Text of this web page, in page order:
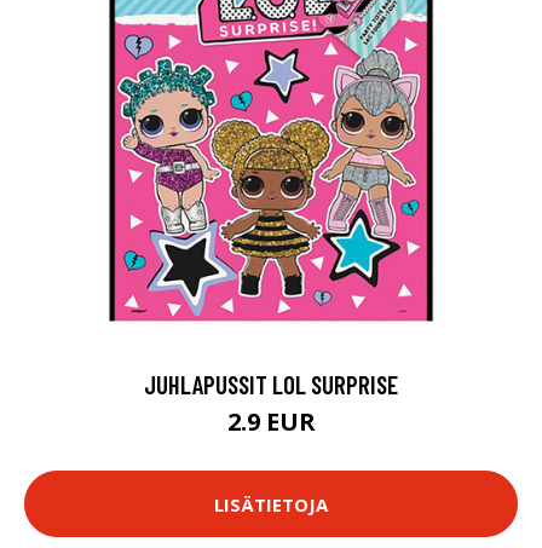
JUHLAPUSSIT LOL SURPRISE
2.9 EUR
LISÄTIETOJA